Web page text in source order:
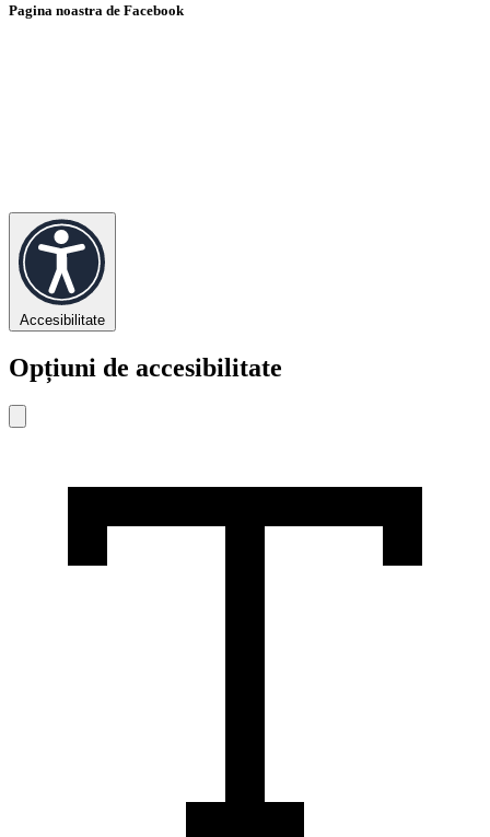
Pagina noastra de Facebook
Accesibilitate
Opțiuni de accesibilitate